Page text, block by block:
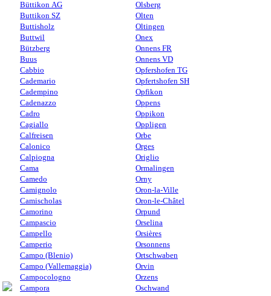
Büttikon AG
Buttikon SZ
Buttisholz
Buttwil
Bützberg
Buus
Cabbio
Cademario
Cadempino
Cadenazzo
Cadro
Cagiallo
Calfreisen
Calonico
Calpiogna
Cama
Camedo
Camignolo
Camischolas
Camorino
Campascio
Campello
Camperio
Campo (Blenio)
Campo (Vallemaggia)
Campocologno
Campora
Olsberg
Olten
Oltingen
Onex
Onnens FR
Onnens VD
Opfershofen TG
Opfertshofen SH
Opfikon
Oppens
Oppikon
Oppligen
Orbe
Orges
Origlio
Ormalingen
Orny
Oron-la-Ville
Oron-le-Châtel
Orpund
Orselina
Orsières
Orsonnens
Ortschwaben
Orvin
Orzens
Oschwand